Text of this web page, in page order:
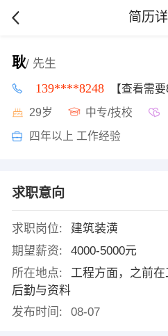
简历
耿/ 先生
139****8248 【查看需要
29岁 中专/技校
四年以上 工作经验
求职意向
求职岗位:
建筑装潢
期望薪资:
4000-5000元
所在地点:
工程方面，之前
后勤与资料
发布时间:
08-07